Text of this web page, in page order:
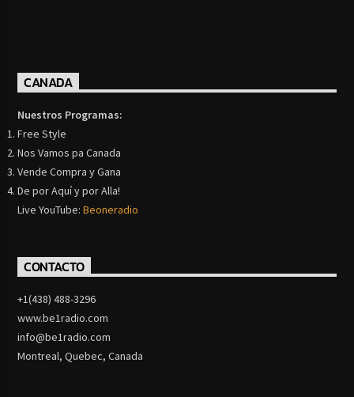
CANADA
Nuestros Programas:
Free Style
Nos Vamos pa Canada
Vende Compra y Gana
De por Aquí y por Alla!
Live YouTube:Beoneradio
CONTACTO
+1(438) 488-3296
www.be1radio.com
info@be1radio.com
Montreal, Quebec, Canada